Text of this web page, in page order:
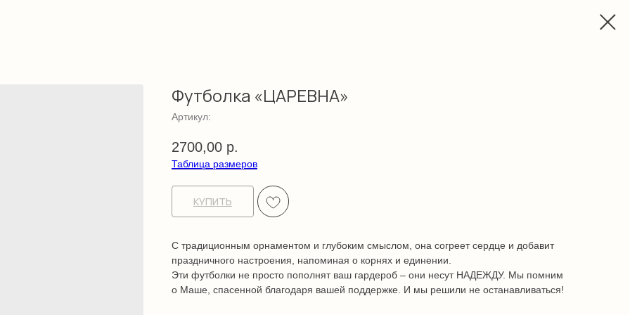
Футболка «ЦАРЕВНА»
Артикул:
2700,00 р.
Таблица размеров
КУПИТЬ
С традиционным орнаментом и глубоким смыслом, она согреет сердце и добавит
праздничного настроения, напоминая о корнях и единении.
Эти футболки не просто пополнят ваш гардероб – они несут НАДЕЖДУ. Мы помним
о Маше, спасенной благодаря вашей поддержке. И мы решили не останавливаться!